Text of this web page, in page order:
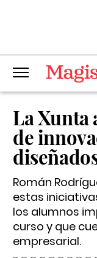
La Xunta
de
Román
estas
los alumnos
curso y que
empresarial.